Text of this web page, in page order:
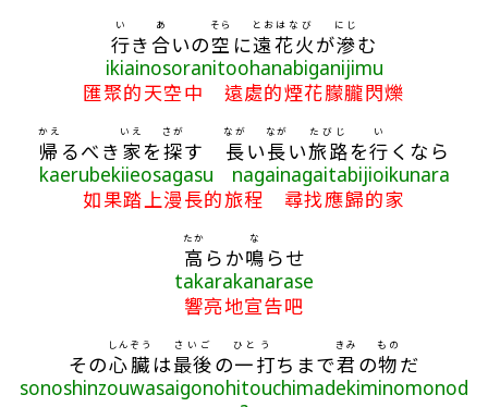
行
い
き合
あ
いの空
そら
に遠
とお
花火
はなび
が滲
にじ
む
ikiainosoranitoohanabiganijimu
匯聚的天空中 遠處的煙花朦朧閃爍
帰
かえ
るべき 家
いえ
を探
さが
す 長
なが
い長
なが
い旅路
たびじ
を行
い
くなら
kaerubekiieosagasu nagainagaitabijioikunara
如果踏上漫長的旅程 尋找應歸的家
高
たか
らか鳴
な
らせ
takarakanarase
響亮地宣告吧
その心臓
しんぞう
は最後
さいご
の一
ひと
打
う
ちまで君
きみ
の物
もの
だ
sonoshinzouwasaigonohitouchimadekiminomonod